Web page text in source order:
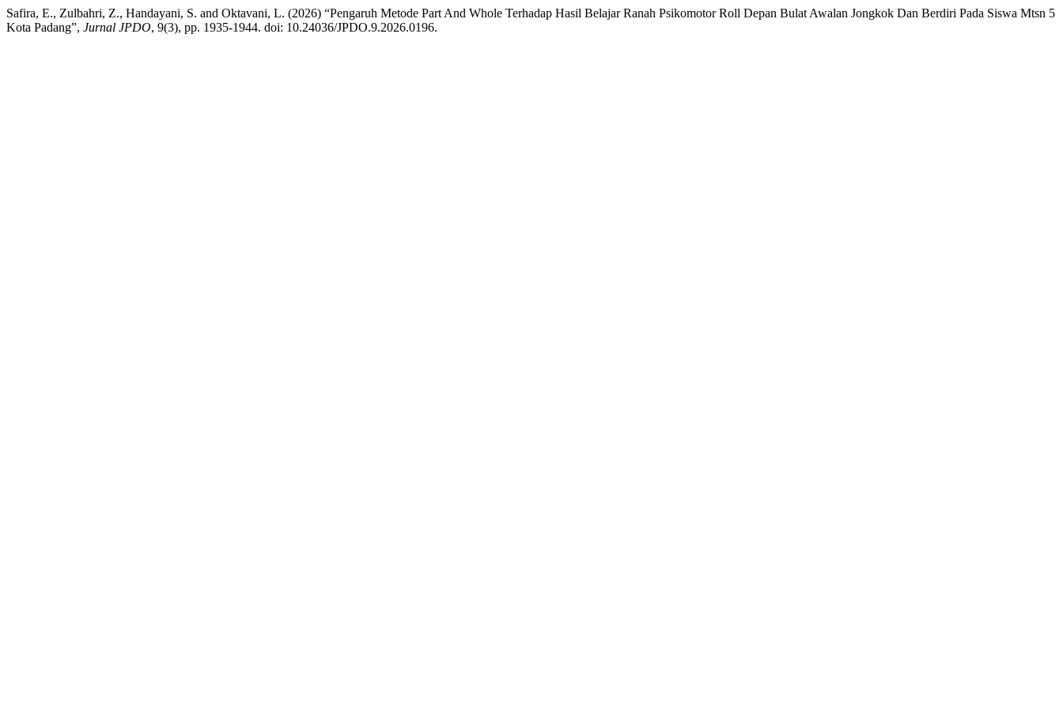
Safira, E., Zulbahri, Z., Handayani, S. and Oktavani, L. (2026) “Pengaruh Metode Part And Whole Terhadap Hasil Belajar Ranah Psikomotor Roll Depan Bulat Awalan Jongkok Dan Berdiri Pada Siswa Mtsn 5
Kota Padang”, Jurnal JPDO, 9(3), pp. 1935-1944. doi: 10.24036/JPDO.9.2026.0196.